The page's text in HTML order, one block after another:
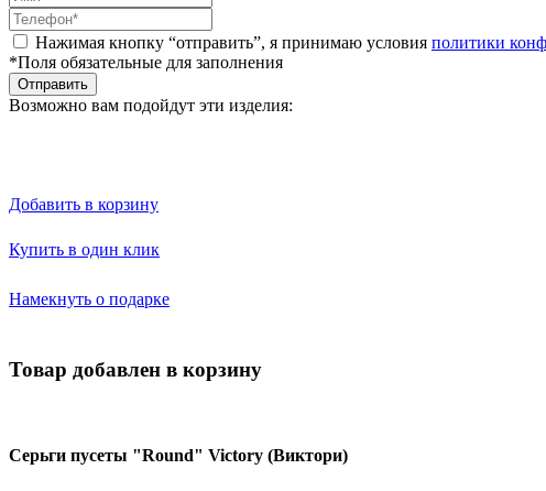
Нажимая кнопку “отправить”, я принимаю условия политики
*Поля обязательные для заполнения
Отправить
Возможно вам подойдут эти изделия:
Добавить в корзину
Купить в один клик
Намекнуть о подарке
Товар добавлен в корзину
Серьги пусеты "Round" Victory (Виктори)